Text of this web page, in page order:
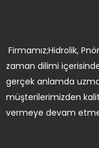
Firmamız;Hidrolik,
zaman dilimi
gerçek anlamda
müşterilerimizden
vermeye devam